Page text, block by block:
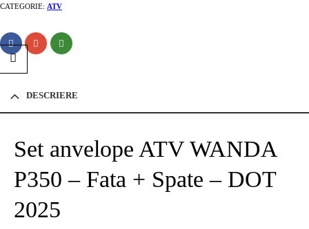
CATEGORIE: ATV
DESCRIERE
Set anvelope ATV WANDA
P350 – Fata + Spate – DOT
2025